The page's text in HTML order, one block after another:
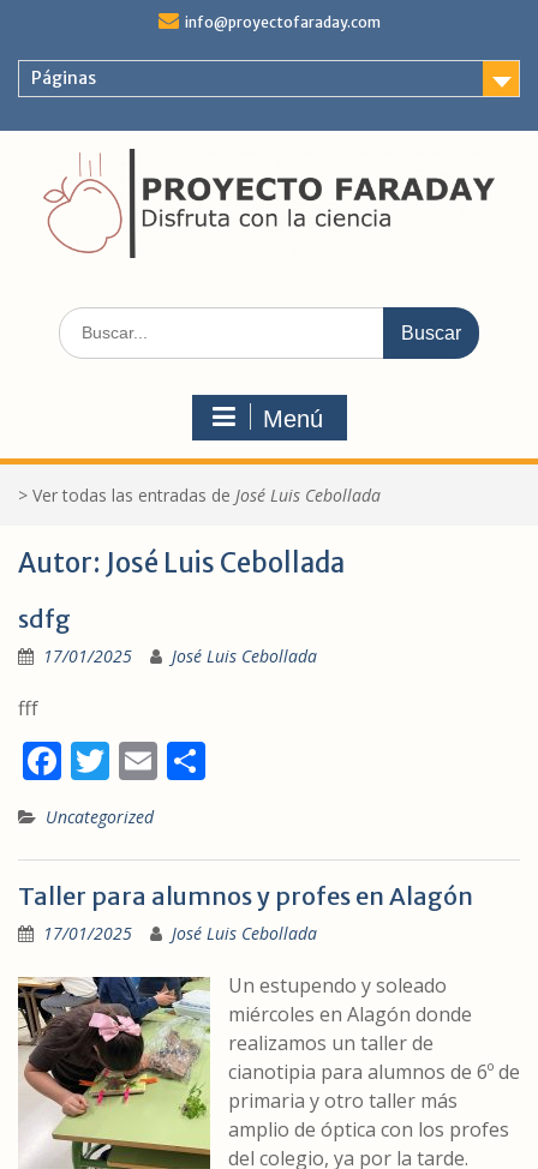
contenido
info@proyectofaraday.com
Páginas
Buscar:
Menú
> Ver todas las entradas de José Luis Cebollada
Autor: José Luis Cebollada
sdfg
17/01/2025 José Luis Cebollada
fff
F
ac
e
b
o
o
k
T
w
itt
er
E
l p
ar
ti
r
Uncategorized
Taller para alumnos y profes en Alagón
17/01/2025 José Luis Cebollada
Un estupendo y soleado
miércoles en Alagón donde
realizamos un taller de
cianotipia para alumnos de 6º de
primaria y otro taller más
amplio de óptica con los profes
del colegio, ya por la tarde.